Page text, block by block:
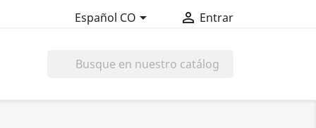
Español CO  Entrar